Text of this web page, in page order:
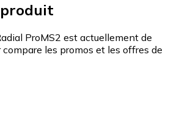
ProMS2 est actuellement de
compare les promos et les offres de